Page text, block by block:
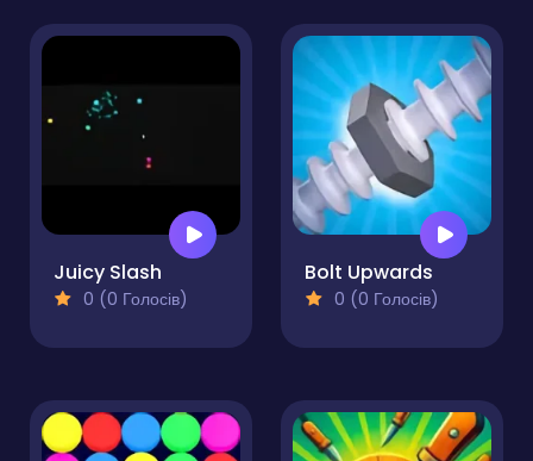
Juicy Slash
0 (0 Голосів)
Bolt Upwards
0 (0 Голосів)